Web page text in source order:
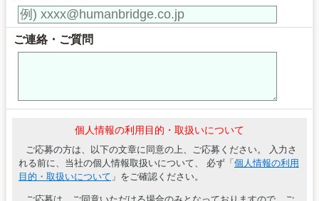
ご連絡・ご質問
個人情報の利用目的・取扱いについて
ご応募の方は、以下の文章に同意の上、ご応募ください。 入力さ
れる前に、当社の個人情報取扱いについて、 必ず「 個人情報の利用
目的・取扱いについて 」をご確認ください。